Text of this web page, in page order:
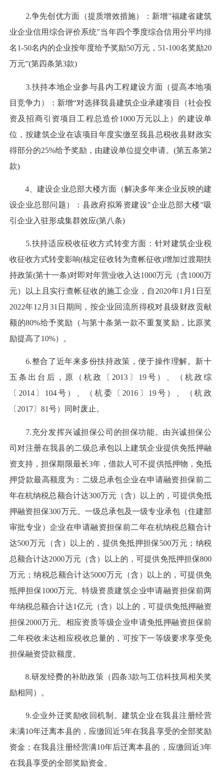
2.争先创优方面（提质增效措施）：新增"福建省建筑
业企业信用综合评价系统"当年四个季度综合信用分平均排
名1-50名内的企业按年度给予奖励50万元，51-100名奖励20
万元”(第四条第3款)
3.扶持本地企业参与县内工程建设方面（提高本地项
目竞争力）：新增“对选择我县建筑企业承建项目（社会投
资及招商引资项目工程总造价1000万元以上）的建设单
位，按建筑企业在该项目年度实缴至我县总税收县财政实
得部分的25%给予奖励，由建设单位提交申请。(第五条第2
款)
4、建设企业总部大楼方面（解决多年来企业反映的建
设企业总部问题）：县政府拟筹资建设"企业总部大楼"吸
引企业入驻形成集群效应(第八条)
5.扶持适应税收征收方式转变方面：针对建筑企业税
收征收方式转变影响(核定征收转为查帐征收)增加过渡期扶
持政策(第十一条)对即对年营业收入达1000万元（含1000万
元）以上且实行查帐征收的施工企业，自2020年1月1日至
2022年12月31日期间，按企业回流所得税对县级财政贡献
额的80%给予奖励（与第十条第一款不重复奖励，比原奖
励提高了10%）。
6.整合了近年来多份扶持政策，便于操作理解。新十
五条出台后，原（杭政〔2013〕19号）、（杭政综
〔2014〕104号）、（杭委〔2016〕19号）、（杭政
〔2017〕81号）同时废止。
7.充分发挥兴诚担保公司的担保功能。由兴诚担保公
司对注册在我县的二级总承包以上建筑企业提供免抵押融
资支持，担保期限最长3年，借款人可不提供抵押物，免抵
押贷款最高额度为：二级总承包企业在申请融资担保前二
年在杭纳税总额合计达300万元（含）以上的，可提供免抵
押融资担保300万元。一级总承包及一级专业承包（住建部
审批专业）企业在申请融资担保前二年在杭纳税总额合计
达500万元（含）以上的，提供免抵押担保500万元；纳税
总额合计达2000万元（含）以上的，可提供免抵押担保800
万元；纳税总额合计达5000万元（含）以上的，可提供免
抵押担保1000万元。特级资质建筑企业申请融资担保前两
年纳税总额合计达1亿元（含）以上的，可提供免抵押融资
担保2000万元。相应资质等级企业申请免抵押融资担保前
二年税收未达相应税收总量的，可按下一等级要求享受免
担保融资贷款额度。
8.研发经费的补助政策（四条3款与工信科技局相关奖
励相同）。
9.企业外迁奖励收回机制。建筑企业在我县注册经营
未满10年迁离本县的，应缴回近5年在我县享受的全部奖励
资金；在我县注册经营满10年后迁离本县的，应缴回近3年
在我县享受的全部奖励资金。